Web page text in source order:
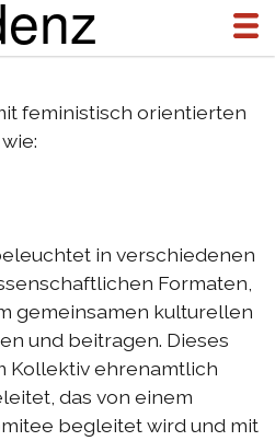
2025
2025
2025
2025
feministisch orientierten
in verschiedenen
Formaten,
gemeinsamen kulturellen
und beitragen. Dieses
Kollektiv ehrenamtlich
das von einem
begleitet wird und mit